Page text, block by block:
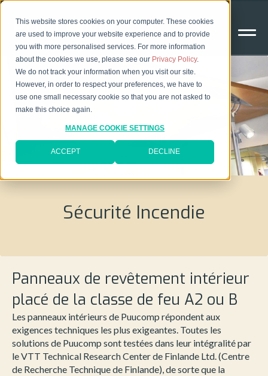
This website stores cookies on your computer. These cookies
are used to improve your website experience and to provide
you with more personalised services. For more information
about the cookies we use, please see our Privacy Policy.
We do not track your information when you visit our site.
However, in order to respect your preferences, we have to
use one small necessary cookie so that you are not asked to
make this choice again.
MANAGE COOKIE SETTINGS
ACCEPT DECLINE
Sécurité Incendie
Panneaux de revêtement intérieur
placé de la classe de feu A2 ou B
Les panneaux intérieurs de Puucomp répondent aux
exigences techniques les plus exigeantes. Toutes les
solutions de Puucomp sont testées dans leur intégralité par
le VTT Technical Research Center de Finlande Ltd. (Centre
de Recherche Technique de Finlande), de sorte que la